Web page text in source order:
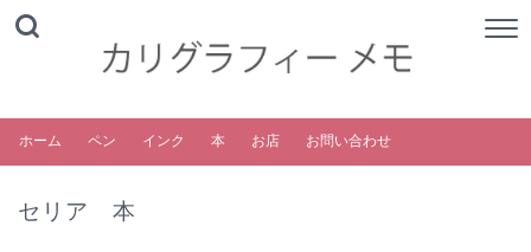
ホーム ペン インク 本 お店 お問い合わせ
セリア 本